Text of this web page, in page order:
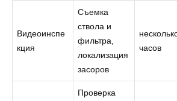
Видеоинспе
кция
Съемка
ствола и
фильтра,
локализация
засоров
часов
Проверка